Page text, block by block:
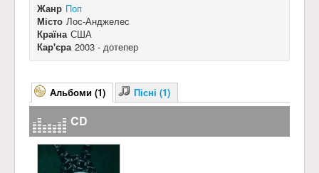
Жанр Поп
Місто Лос-Анджелес
Країна США
Кар'єра 2003 - дотепер
Альбоми (1) Пісні (1)
CD